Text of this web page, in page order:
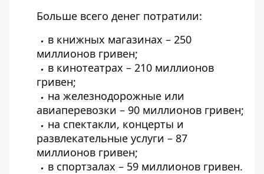
Больше всего денег потратили:
в книжных магазинах – 250
миллионов гривен;
в кинотеатрах – 210 миллионов
гривен;
на железнодорожные или
авиаперевозки – 90 миллионов гривен;
на спектакли, концерты и
развлекательные услуги – 87
миллионов гривен;
в спортзалах – 59 миллионов гривен.